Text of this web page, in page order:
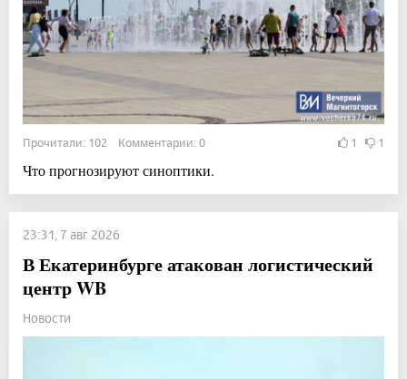
Прочитали: 102 Комментарии: 0 1 1
Что прогнозируют синоптики.
23:31, 7 авг 2026
В Екатеринбурге атакован логистический
центр WB
Новости